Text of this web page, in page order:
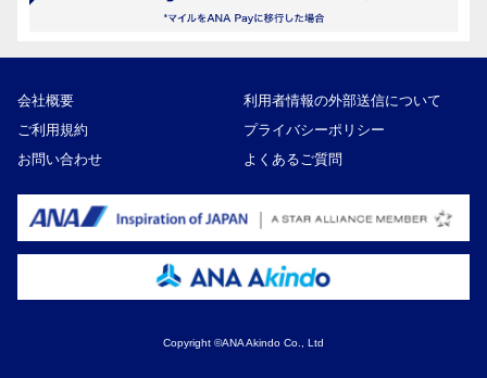
寄付額 30,000円
会社概要
利用者情報の外部送信について
ご利用規約
プライバシーポリシー
お問い合わせ
よくあるご質問
Copyright ©ANA Akindo Co., Ltd